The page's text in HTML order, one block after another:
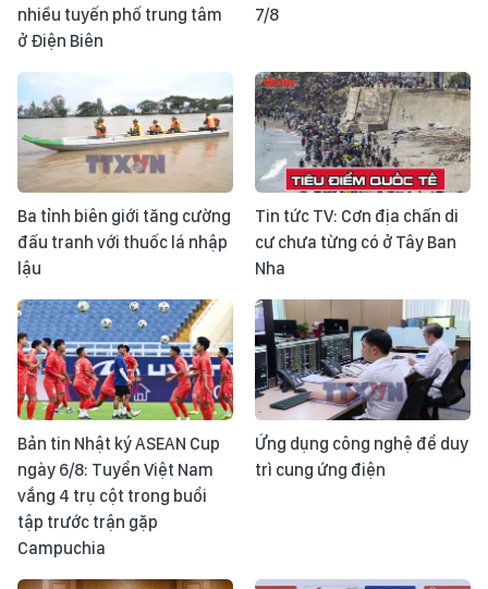
nhiều tuyến phố trung tâm
ở Điện Biên
7/8
Ba tỉnh biên giới tăng cường
đấu tranh với thuốc lá nhập
lậu
Tin tức TV: Cơn địa chấn di
cư chưa từng có ở Tây Ban
Nha
Bản tin Nhật ký ASEAN Cup
ngày 6/8: Tuyển Việt Nam
vắng 4 trụ cột trong buổi
tập trước trận gặp
Campuchia
Ứng dụng công nghệ để duy
trì cung ứng điện